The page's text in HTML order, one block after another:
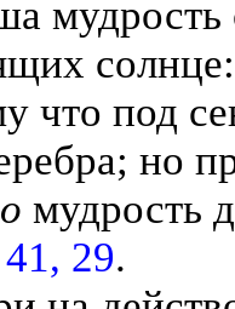
мудрость
солнце:
что под
но
мудрость
29.